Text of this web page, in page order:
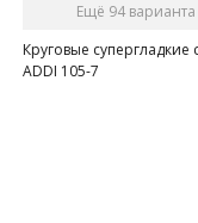
Ещё 94 варианта
Круговые супергладкие
ADDI 105-7